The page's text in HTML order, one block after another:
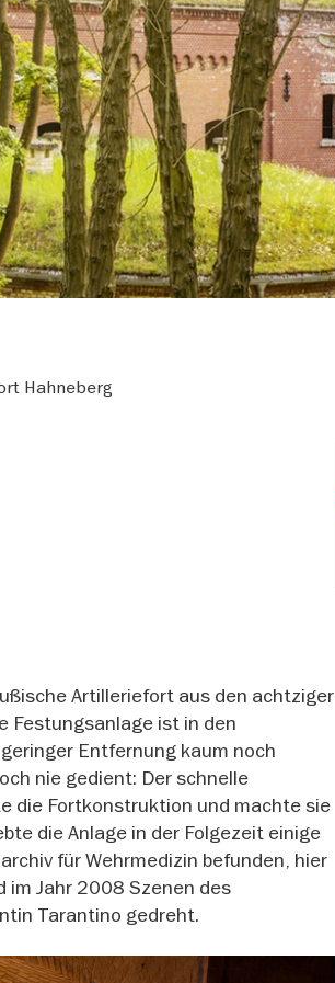
Hahneberg
Artilleriefort aus den achtziger
Festungsanlage ist in den
Entfernung kaum noch
nie gedient: Der schnelle
die Fortkonstruktion und machte sie
die Anlage in der Folgezeit einige
für Wehrmedizin befunden, hier
im Jahr 2008 Szenen des
Tarantino gedreht.